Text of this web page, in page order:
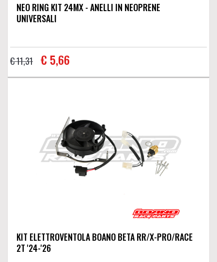
NEO RING KIT 24MX - ANELLI IN NEOPRENE
UNIVERSALI
€ 11,31 € 5,66
KIT ELETTROVENTOLA BOANO BETA RR/X-PRO/RACE
2T '24-'26